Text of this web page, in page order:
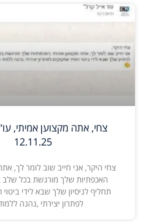
צחי, אתה מקצוען אמיתי,
12.11.25
צחי היקר, אני חייב שוב לומר לך,
האכפתיות שלך מורגשת בכל שלב
תחליף לניסיון שלך שבא לידי
לפתרון יצירתי ,נהנה